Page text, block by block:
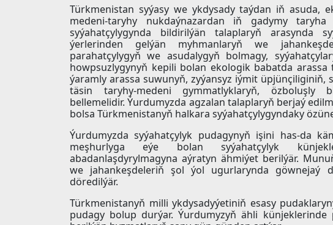
Türkmenistan syýasy we ykdysady taýdan iň asuda,
medeni-taryhy nukdaýnazardan iň gadymy
syýahatçylygynda bildirilýän talaplaryň arasynda
ýerlerinden gelýän myhmanlaryň we
parahatçylygyň we asudalygyň bolmagy,
howpsuzlygynyň kepili bolan ekologik babatda
ýaramly arassa suwunyň, zyýansyz iýmit üpjünçiliginiň,
täsin taryhy-medeni gymmatlyklaryň, özboluşly
bellemelidir. Ýurdumyzda agzalan talaplaryň berjaý
bolsa Türkmenistanyň halkara syýahatçylygyndaky
Ýurdumyzda syýahatçylyk pudagynyň işini has-da
meşhurlyga eýe bolan syýahatçylyk
abadanlaşdyrylmagyna aýratyn ähmiýet berilýär.
we jahankeşdeleriň şol ýol ugurlarynda göwnejaý
döredilýär.
Türkmenistanyň milli ykdysadyýetiniň esasy
pudagy bolup durýar. Ýurdumyzyň ähli